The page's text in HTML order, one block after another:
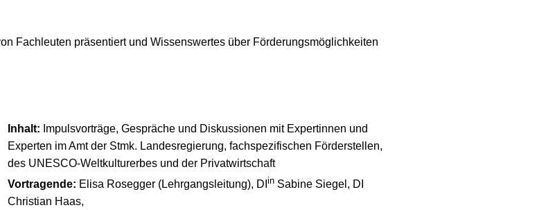
Fachleuten präsentiert und Wissenswertes über Förderungsmöglichkeiten
Inhalt: Impulsvorträge, Gespräche und Diskussionen mit Expertinnen und
Experten im Amt der Stmk. Landesregierung, fachspezifischen Förderstellen,
des UNESCO-Weltkulturerbes und der Privatwirtschaft
Vortragende: Elisa Rosegger (Lehrgangsleitung), DI in Sabine Siegel, DI
Christian Haas,